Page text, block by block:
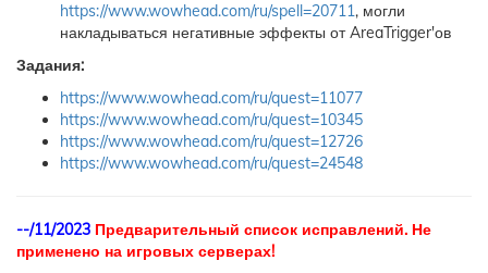
https://www.wowhead.com/ru/spell=20711, могли
накладываться негативные эффекты от AreaTrigger'ов
Задания:
https://www.wowhead.com/ru/quest=11077
https://www.wowhead.com/ru/quest=10345
https://www.wowhead.com/ru/quest=12726
https://www.wowhead.com/ru/quest=24548
--/11/2023 Предварительный список исправлений. Не
применено на игровых серверах!